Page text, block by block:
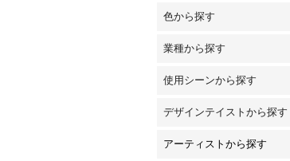
色から探す
業種から探す
使用シーンから探す
デザインテイストから探す
アーティストから探す